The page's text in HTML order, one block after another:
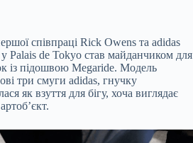
співпраці Rick Owens та adidas
Palais de Tokyo став майданчиком для
із підошвою Megaride. Модель
три смуги adidas, гнучку
як взуття для бігу, хоча виглядає